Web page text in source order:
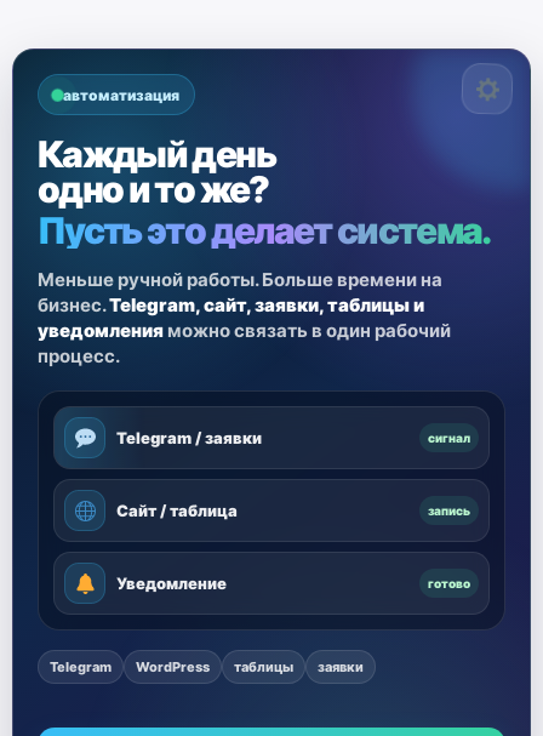
автоматизация
Каждый день
одно и то же?
Пусть это делает система.
Меньше ручной работы. Больше времени на
бизнес.Telegram, сайт, заявки, таблицы и
уведомления можно связать в один рабочий
процесс.
Telegram / заявки сигнал
Сайт / таблица запись
Уведомление готово
Telegram WordPress таблицы заявки